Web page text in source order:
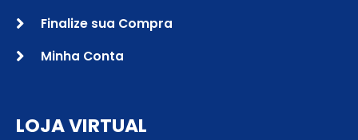
Finalize sua Compra
Minha Conta
LOJA VIRTUAL